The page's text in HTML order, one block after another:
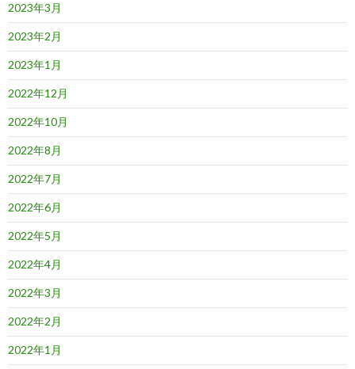
2023年3月
2023年2月
2023年1月
2022年12月
2022年10月
2022年8月
2022年7月
2022年6月
2022年5月
2022年4月
2022年3月
2022年2月
2022年1月